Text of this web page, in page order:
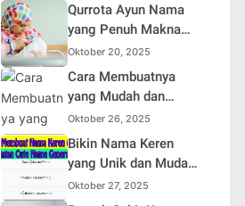
Qurrota Ayun Nama
yang Penuh Makna
dalam Kehidupan
Muslim Indonesia
Oktober 20, 2025
Cara Membuatnya
yang Mudah dan
Efisien untuk Pemula
Oktober 26, 2025
Bikin Nama Keren
yang Unik dan Mudah
Dihafal
Oktober 27, 2025